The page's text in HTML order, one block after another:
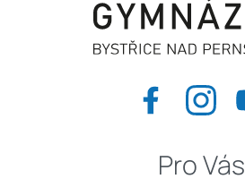
Pro Vás